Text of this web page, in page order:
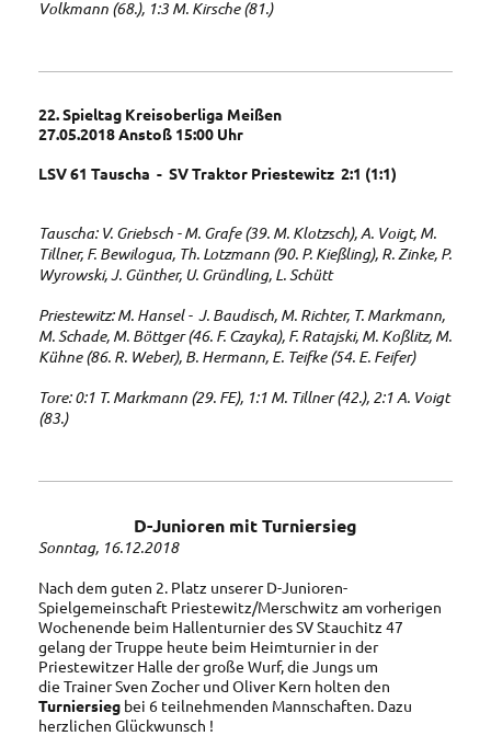
Volkmann (68.), 1:3 M. Kirsche (81.)
22. Spieltag Kreisoberliga Meißen
27.05.2018 Anstoß 15:00 Uhr
LSV 61 Tauscha - SV Traktor Priestewitz 2:1 (1:1)
Tauscha: V. Griebsch - M. Grafe (39. M. Klotzsch), A. Voigt, M.
Tillner, F. Bewilogua, Th. Lotzmann (90. P. Kießling), R. Zinke, P.
Wyrowski, J. Günther, U. Gründling, L. Schütt
Priestewitz: M. Hansel - J. Baudisch, M. Richter, T. Markmann,
M. Schade, M. Böttger (46. F. Czayka), F. Ratajski, M. Koßlitz, M.
Kühne (86. R. Weber), B. Hermann, E. Teifke (54. E. Feifer)
Tore: 0:1 T. Markmann (29. FE), 1:1 M. Tillner (42.), 2:1 A. Voigt
(83.)
D-Junioren mit Turniersieg
Sonntag, 16.12.2018
Nach dem guten 2. Platz unserer D-Junioren-
Spielgemeinschaft Priestewitz/Merschwitz am vorherigen
Wochenende beim Hallenturnier des SV Stauchitz 47
gelang der Truppe heute beim Heimturnier in der
Priestewitzer Halle der große Wurf, die Jungs um
die Trainer Sven Zocher und Oliver Kern holten den
Turniersieg bei 6 teilnehmenden Mannschaften. Dazu
herzlichen Glückwunsch !